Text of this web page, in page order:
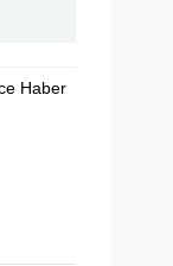
Haber